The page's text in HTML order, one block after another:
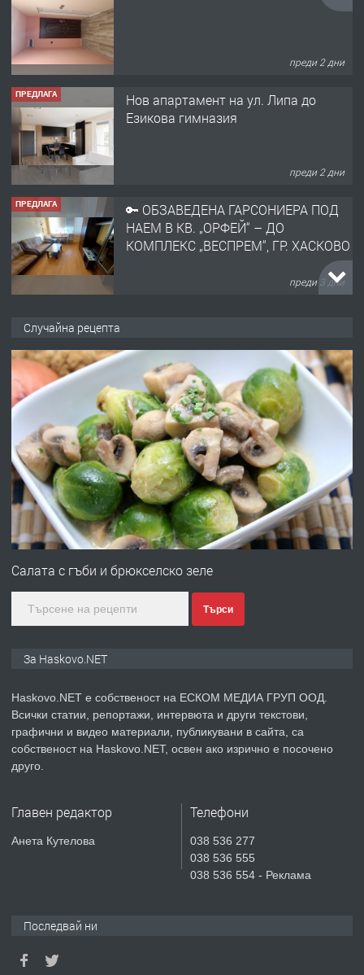
преди 2 дни
ПРЕДЛАГА
Нов апартамент на ул. Липа до
Езикова гимназия
преди 2 дни
ПРЕДЛАГА
🔑 ОБЗАВЕДЕНА ГАРСОНИЕРА ПОД
НАЕМ В КВ. „ОРФЕЙ“ – ДО
КОМПЛЕКС „ВЕСПРЕМ“, ГР. ХАСКОВО
преди 3 дни
АПАРТАМЕНТ В ЦЕНТЪРА НА ГР.
ХАСКОВО
преди 4 дни
ПРЕДЛАГА Давам гараж под наем
преди 4 дни
ПРЕДЛАГА
№4120 Магазин/Офис под наем в кв.
градската градина!
преди 5 дни
ПРЕДЛАГА
Продавам парцел в гр. Хасково кв.
СГЛОБЯВАНЕ НА МЕБЕЛИ.
Случайна рецепта
Салата с гъби и брюкселско зеле
Търси
За Haskovo.NET
Haskovo.NET е собственост на ЕСКОМ МЕДИА ГРУП ООД.
Всички статии, репортажи, интервюта и други текстови,
графични и видео материали, публикувани в сайта, са
собственост на Haskovo.NET, освен ако изрично е посочено
друго.
Главен редактор
Анета Кутелова
Телефони
038 536 277
038 536 555
038 536 554 - Реклама
Последвай ни